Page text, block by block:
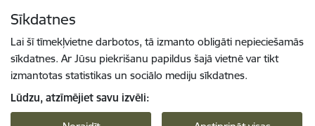
Sīkdatnes
Lai šī tīmekļvietne darbotos, tā izmanto obligāti nepieciešamās
sīkdatnes. Ar Jūsu piekrišanu papildus šajā vietnē var tikt
izmantotas statistikas un sociālo mediju sīkdatnes.
Lūdzu, atzīmējiet savu izvēli: